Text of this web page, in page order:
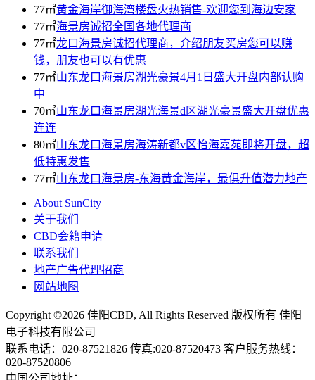
77㎡黄金海岸御海湾楼盘火热销售-欢迎您到海边安家
77㎡海景房诚招全国各地代理商
77㎡龙口海景房诚招代理商，介绍朋友买房您可以赚
钱，朋友也可以有优惠
77㎡山东龙口海景房湖光豪景4月1日盛大开盘内部认购
中
70㎡山东龙口海景房湖光海景d区湖光豪景盛大开盘优惠
连连
80㎡山东龙口海景房海涛新都v区怡海嘉苑即将开盘，超
低特惠发售
77㎡山东龙口海景房-东海黄金海岸，最俱升值潜力地产
About SunCity
关于我们
CBD会籍申请
联系我们
地产广告代理招商
网站地图
Copyright ©2026 佳阳CBD, All Rights Reserved 版权所有 佳阳
电子科技有限公司
联系电话： 020-87521826 传真:020-87520473 客户服务热线：
020-87520806